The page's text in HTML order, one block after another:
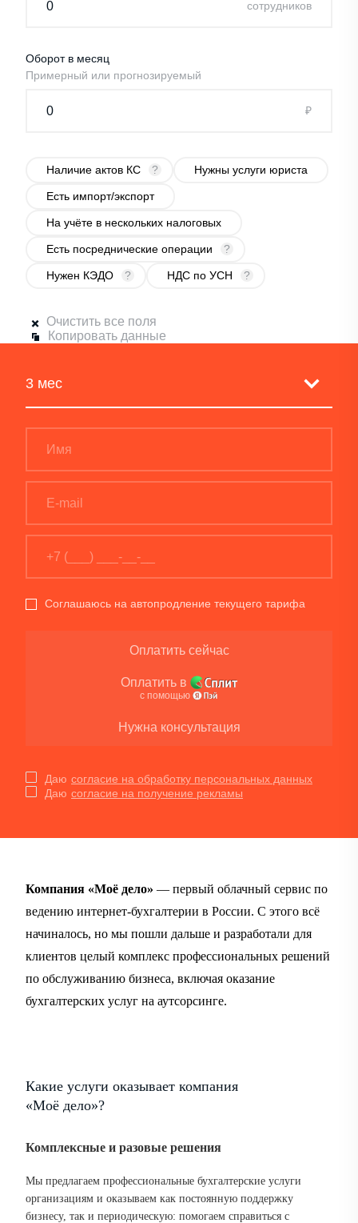
cотрудников
Оборот в месяц
Примерный или прогнозируемый
₽
Наличие актов КС ? Нужны услуги юриста
Есть импорт/экспорт
На учёте в нескольких налоговых
Есть посреднические операции ?
Нужен КЭДО ? НДС по УСН ?
Очистить все поля
Копировать данные
Соглашаюсь на автопродление текущего тарифа
Оплатить сейчас
Оплатить в
с помощью
Нужна консультация
Даю согласие на обработку персональных данных
Даю согласие на получение рекламы
Компания «Моё дело» — первый облачный сервис по
ведению интернет-бухгалтерии в России. С этого всё
начиналось, но мы пошли дальше и разработали для
клиентов целый комплекс профессиональных решений
по обслуживанию бизнеса, включая оказание
бухгалтерских услуг на аутсорсинге.
Какие услуги оказывает компания
«Моё дело»?
Комплексные и разовые решения
Мы предлагаем профессиональные бухгалтерские услуги
организациям и оказываем как постоянную поддержку
бизнесу, так и периодическую: помогаем справиться с